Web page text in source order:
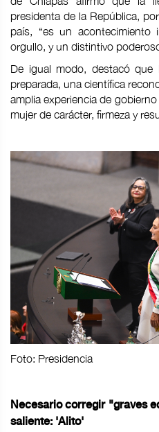
presidenta de la República,
país, “es un acontecimiento
orgullo, y un distintivo
De igual modo, destacó que
preparada, una científica
amplia experiencia de
mujer de carácter, firmeza y
Foto: Presidencia
Necesario corregir "graves
saliente: 'Alito'